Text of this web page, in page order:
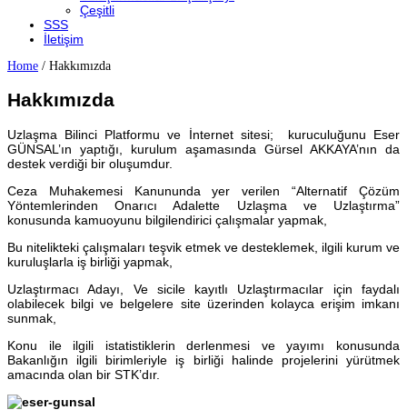
Çeşitli
SSS
İletişim
Home / Hakkımızda
Hakkımızda
Uzlaşma Bilinci Platformu ve İnternet sitesi; kuruculuğunu Eser
GÜNSAL’ın yaptığı, kurulum aşamasında Gürsel AKKAYA’nın da
destek verdiği bir oluşumdur.
Ceza Muhakemesi Kanununda yer verilen “Alternatif Çözüm
Yöntemlerinden Onarıcı Adalette Uzlaşma ve Uzlaştırma”
konusunda kamuoyunu bilgilendirici çalışmalar yapmak,
Bu nitelikteki çalışmaları teşvik etmek ve desteklemek, ilgili kurum ve
kuruluşlarla iş birliği yapmak,
Uzlaştırmacı Adayı, Ve sicile kayıtlı Uzlaştırmacılar için faydalı
olabilecek bilgi ve belgelere site üzerinden kolayca erişim imkanı
sunmak,
Konu ile ilgili istatistiklerin derlenmesi ve yayımı konusunda
Bakanlığın ilgili birimleriyle iş birliği halinde projelerini yürütmek
amacında olan bir STK’dır.